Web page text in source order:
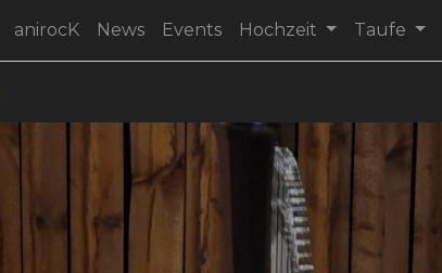
anirocK News Events Hochzeit Taufe